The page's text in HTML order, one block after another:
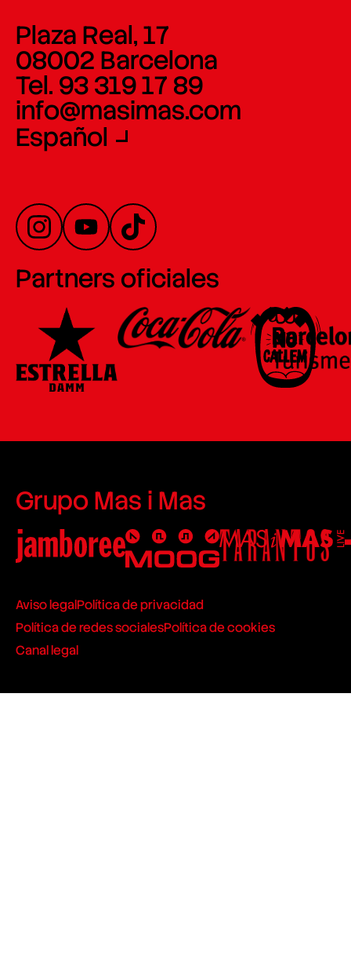
Plaza Real, 17
08002 Barcelona
Tel. 93 319 17 89
info@masimas.com
Español
Partners oficiales
Grupo Mas i Mas
Aviso legalPolítica de privacidad
Política de redes socialesPolítica de cookies
Canal legal